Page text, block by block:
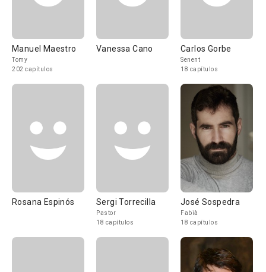
Manuel Maestro
Tomy
202 capítulos
Vanessa Cano Carlos Gorbe
Senent
18 capítulos
Rosana Espinós Sergi Torrecilla
Pastor
18 capítulos
José Sospedra
Fabià
18 capítulos